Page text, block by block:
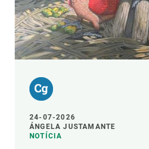
24-07-2026
ÁNGELA JUSTAMANTE
NOTÍCIA